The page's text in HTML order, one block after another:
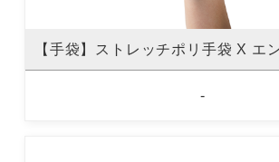
【手袋】ストレッチポリ手袋 X エ
-